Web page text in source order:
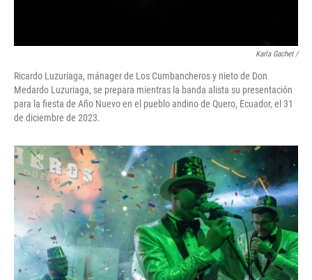
Karla Gachet/
Ricardo Luzuriaga, mánager de Los Cumbancheros y nieto de Don
Medardo Luzuriaga, se prepara mientras la banda alista su presentación
para la fiesta de Año Nuevo en el pueblo andino de Quero, Ecuador, el 31
de diciembre de 2023.